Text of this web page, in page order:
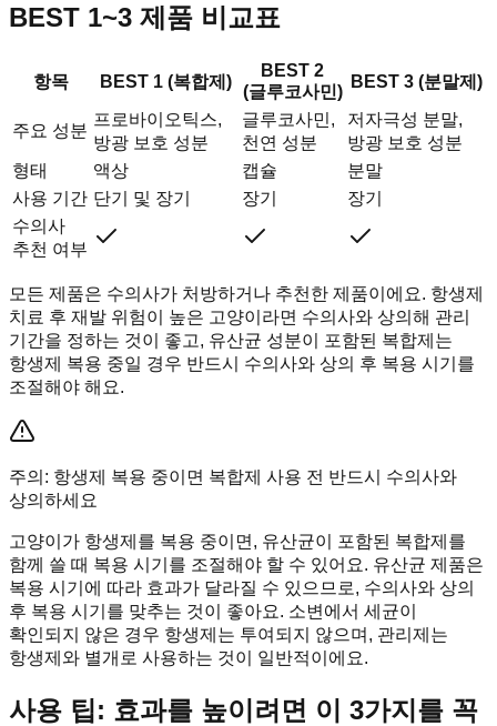
BEST 1~3 제품 비교표
항목 BEST 1 (복합제)
BEST 2
(글루코사민)
BEST 3 (분말제)
주요 성분
프로바이오틱스,
방광 보호 성분
글루코사민,
천연 성분
저자극성 분말,
방광 보호 성분
형태
액상 캡슐
분말
사용 기간 단기 및 장기 장기
장기
수의사
추천 여부
모든 제품은 수의사가 처방하거나 추천한 제품이에요. 항생제
치료 후 재발 위험이 높은 고양이라면 수의사와 상의해 관리
기간을 정하는 것이 좋고, 유산균 성분이 포함된 복합제는
항생제 복용 중일 경우 반드시 수의사와 상의 후 복용 시기를
조절해야 해요.
주의: 항생제 복용 중이면 복합제 사용 전 반드시 수의사와
상의하세요
고양이가 항생제를 복용 중이면, 유산균이 포함된 복합제를
함께 쓸 때 복용 시기를 조절해야 할 수 있어요. 유산균 제품은
복용 시기에 따라 효과가 달라질 수 있으므로, 수의사와 상의
후 복용 시기를 맞추는 것이 좋아요. 소변에서 세균이
확인되지 않은 경우 항생제는 투여되지 않으며, 관리제는
항생제와 별개로 사용하는 것이 일반적이에요.
사용 팁: 효과를 높이려면 이 3가지를 꼭